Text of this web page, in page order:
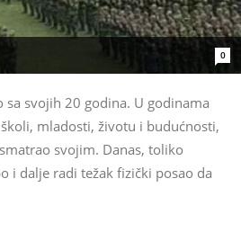
0
svojih 20 godina. U godinama
mladosti, životu i budućnosti,
svojim. Danas, toliko
i dalje radi težak fizički posao da